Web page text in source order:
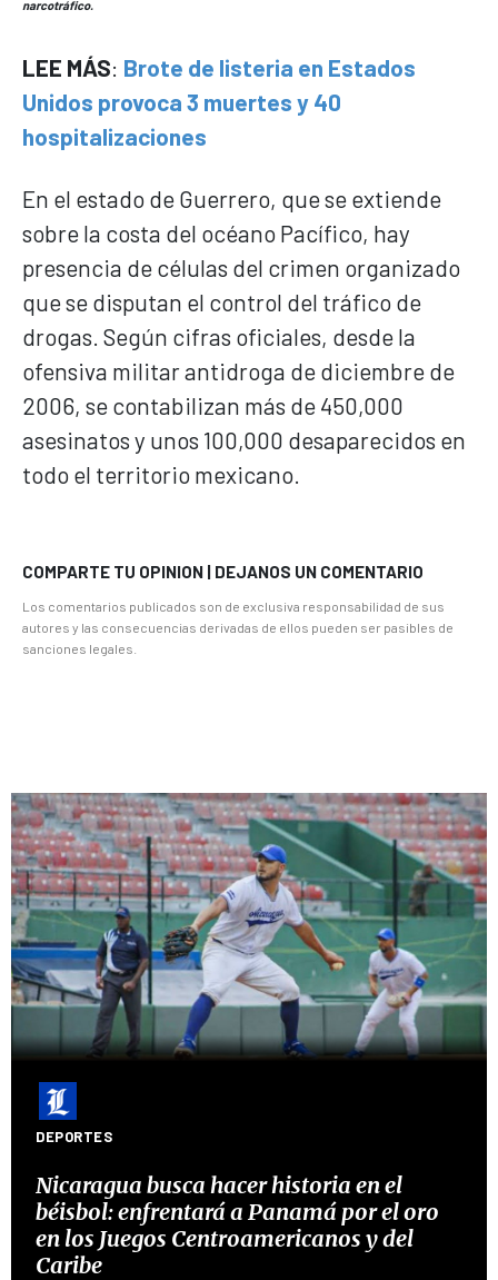
narcotráfico.
LEE MÁS: Brote de listeria en Estados
Unidos provoca 3 muertes y 40
hospitalizaciones
En el estado de Guerrero, que se extiende
sobre la costa del océano Pacífico, hay
presencia de células del crimen organizado
que se disputan el control del tráfico de
drogas. Según cifras oficiales, desde la
ofensiva militar antidroga de diciembre de
2006, se contabilizan más de 450,000
asesinatos y unos 100,000 desaparecidos en
todo el territorio mexicano.
COMPARTE TU OPINION | DEJANOS UN COMENTARIO
Los comentarios publicados son de exclusiva responsabilidad de sus
autores y las consecuencias derivadas de ellos pueden ser pasibles de
sanciones legales.
DEPORTES
Nicaragua busca hacer historia en el
béisbol: enfrentará a Panamá por el oro
en los Juegos Centroamericanos y del
Caribe